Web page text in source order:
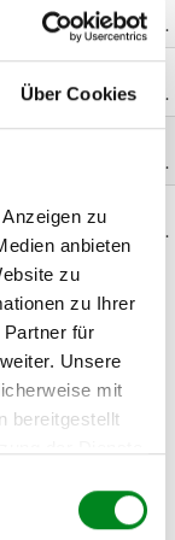
Über Cookies
zu
anbieten
zu
zu Ihrer
für
Unsere
mit
bereitgestellt
Zyl.
Zyl.
Zyl.
231
Zyl.
auch unseren
zu 2